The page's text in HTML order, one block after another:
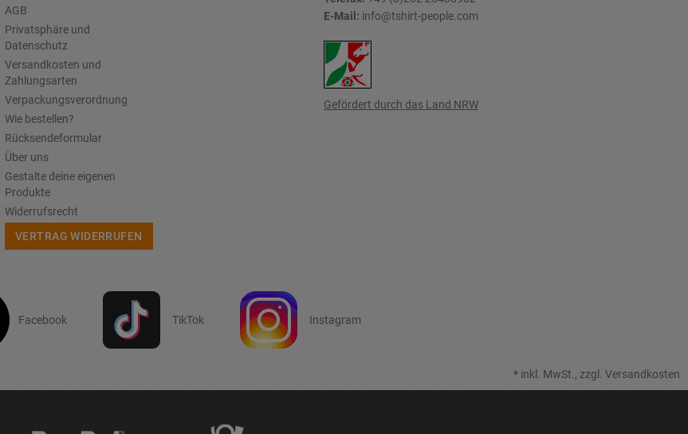
AGB
Privatsphäre und
Datenschutz
Versandkosten und
Zahlungsarten
Verpackungsverordnung
Wie bestellen?
Rücksendeformular
Über uns
Gestalte deine eigenen
Produkte
Widerrufsrecht
VERTRAG WIDERRUFEN
E-Mail: info@tshirt-people.com
Gefördert durch das Land NRW
Facebook TikTok Instagram
* inkl. MwSt., zzgl. Versandkosten